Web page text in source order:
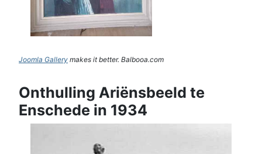
Joomla Gallery makes it better. Balbooa.com
Onthulling Ariënsbeeld te
Enschede in 1934